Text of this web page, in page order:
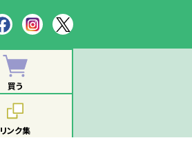
買う
リンク集